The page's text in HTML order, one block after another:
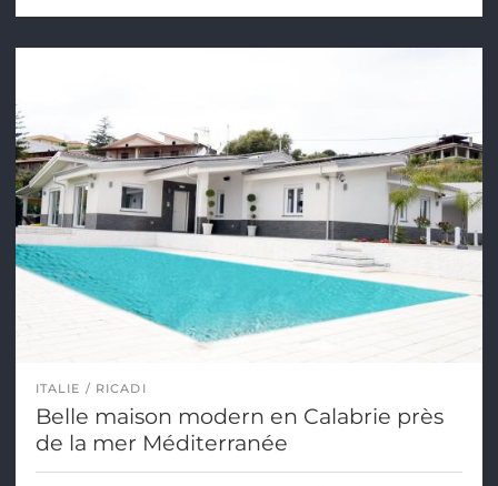
ITALIE RICADI
Belle maison modern en Calabrie près
de la mer Méditerranée